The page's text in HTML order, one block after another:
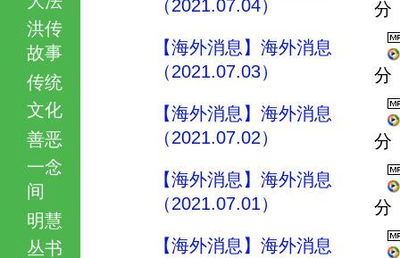
洪传
故事
传统
文化
善恶
一念
间
明慧
丛书
（2021.07.04）
分
【海外消息】海外消息
（2021.07.03）
分
【海外消息】海外消息
（2021.07.02）
分
【海外消息】海外消息
（2021.07.01）
分
【海外消息】海外消息